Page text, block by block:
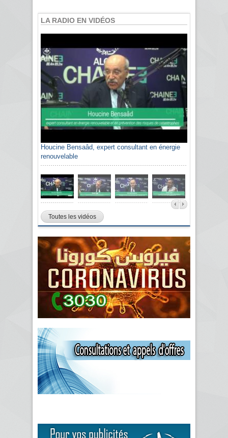
LA RADIO EN VIDÉOS
Houcine Bensaâd, expert consultant en énergie
renouvelable
Toutes les vidéos